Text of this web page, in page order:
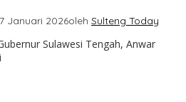
Januari 2026oleh Sulteng Today
Sulawesi Tengah, Anwar